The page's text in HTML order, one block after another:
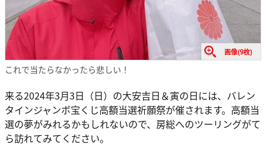
画像(9枚)
これで当たらなかったら悲しい！
来る2024年3月3日（日）の大安吉日＆寅の日には、バレン
タインジャンボ宝くじ高額当選祈願祭が催されます。高額当
選の夢がみれるかもしれないので、房総へのツーリングがて
ら訪れてみてください。